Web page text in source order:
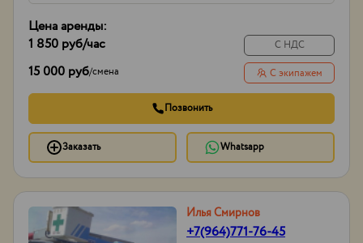
Цена аренды:
1 850 руб/час
15 000 руб/смена
С НДС
С экипажем
Позвонить
Заказать Whatsapp
Илья Смирнов
+7(964)771-76-45